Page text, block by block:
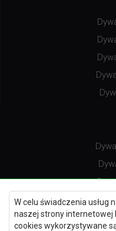
W celu świadczenia usług
naszej strony internetowej
cookies wykorzystywane